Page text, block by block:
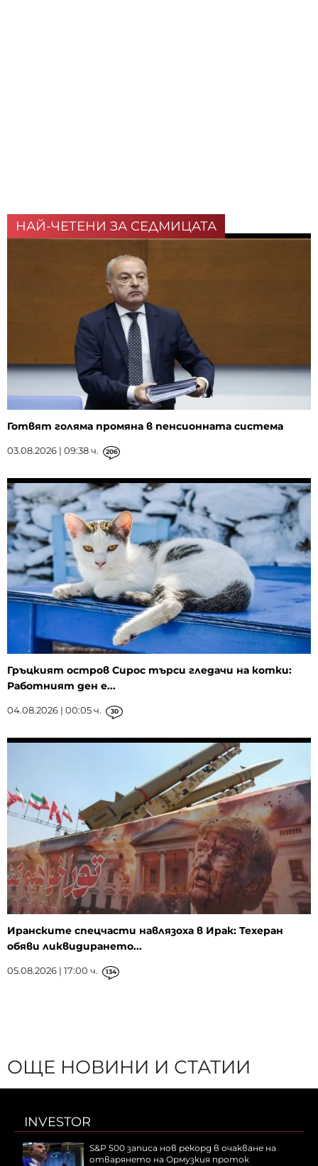
НАЙ-ЧЕТЕНИ ЗА СЕДМИЦАТА
Готвят голяма промяна в пенсионната система
03.08.2026 | 09:38 ч. 206
Гръцкият остров Сирос търси гледачи на котки:
Работният ден е...
04.08.2026 | 00:05 ч. 30
Иранските спецчасти навлязоха в Ирак: Техеран
обяви ликвидирането...
05.08.2026 | 17:00 ч. 134
ОЩЕ НОВИНИ И СТАТИИ
INVESTOR
S&P 500 записа нов рекорд в очакване на
отварянето на Ормузкия проток